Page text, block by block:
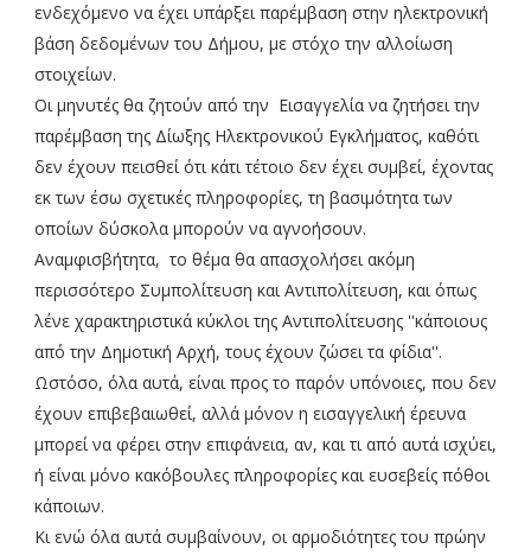
ενδεχόμενο να έχει υπάρξει παρέμβαση στην ηλεκτρονική
βάση δεδομένων του Δήμου, με στόχο την αλλοίωση
στοιχείων.
Οι μηνυτές θα ζητούν από την Εισαγγελία να ζητήσει την
παρέμβαση της Δίωξης Ηλεκτρονικού Εγκλήματος, καθότι
δεν έχουν πεισθεί ότι κάτι τέτοιο δεν έχει συμβεί, έχοντας
εκ των έσω σχετικές πληροφορίες, τη βασιμότητα των
οποίων δύσκολα μπορούν να αγνοήσουν.
Αναμφισβήτητα, το θέμα θα απασχολήσει ακόμη
περισσότερο Συμπολίτευση και Αντιπολίτευση, και όπως
λένε χαρακτηριστικά κύκλοι της Αντιπολίτευσης ''κάποιους
από την Δημοτική Αρχή, τους έχουν ζώσει τα φίδια''.
Ωστόσο, όλα αυτά, είναι προς το παρόν υπόνοιες, που δεν
έχουν επιβεβαιωθεί, αλλά μόνον η εισαγγελική έρευνα
μπορεί να φέρει στην επιφάνεια, αν, και τι από αυτά ισχύει,
ή είναι μόνο κακόβουλες πληροφορίες και ευσεβείς πόθοι
κάποιων.
Κι ενώ όλα αυτά συμβαίνουν, οι αρμοδιότητες του πρώην